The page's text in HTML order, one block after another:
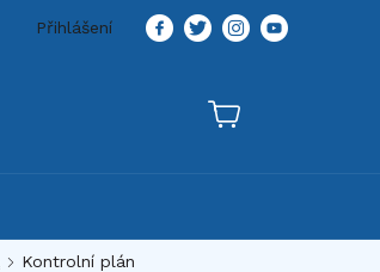
Přihlášení
Kontrolní plán